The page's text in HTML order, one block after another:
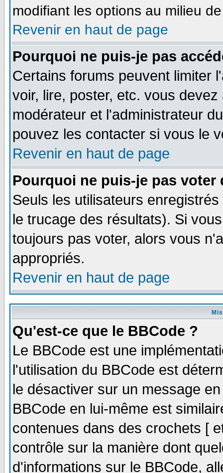
modifiant les options au milieu
Revenir en haut de page
Pourquoi ne puis-je pas
Certains forums peuvent limiter
voir, lire, poster, etc. vous
modérateur et l'administrateur
pouvez les contacter si vous le
Revenir en haut de page
Pourquoi ne puis-je pas voter
Seuls les utilisateurs
le trucage des résultats). Si
toujours pas voter, alors vous
appropriés.
Revenir en haut de page
Qu'est-ce que le BBCode ?
Le BBCode est une
l'utilisation du BBCode est
le désactiver sur un message
BBCode en lui-même est
contenues dans des crochets [
contrôle sur la manière dont
d'informations sur le BBCode,